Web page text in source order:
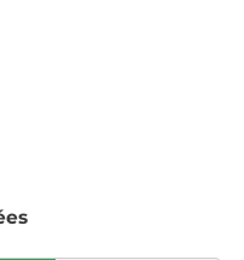
du régime général
et la prime de
général